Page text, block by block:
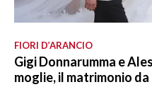
FIORI D’ARANCIO
Gigi Donnarumma e
moglie, il matrimonio